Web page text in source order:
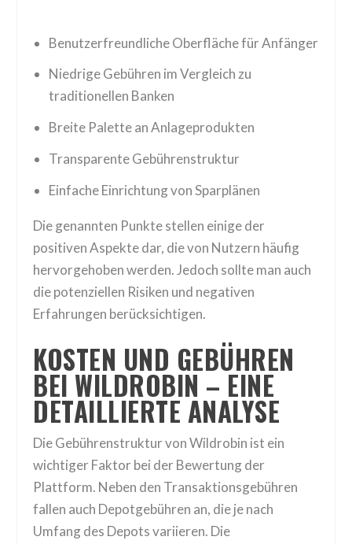
Benutzerfreundliche Oberfläche für Anfänger
Niedrige Gebühren im Vergleich zu
traditionellen Banken
Breite Palette an Anlageprodukten
Transparente Gebührenstruktur
Einfache Einrichtung von Sparplänen
Die genannten Punkte stellen einige der
positiven Aspekte dar, die von Nutzern häufig
hervorgehoben werden. Jedoch sollte man auch
die potenziellen Risiken und negativen
Erfahrungen berücksichtigen.
KOSTEN UND GEBÜHREN
BEI WILDROBIN – EINE
DETAILLIERTE ANALYSE
Die Gebührenstruktur von Wildrobin ist ein
wichtiger Faktor bei der Bewertung der
Plattform. Neben den Transaktionsgebühren
fallen auch Depotgebühren an, die je nach
Umfang des Depots variieren. Die